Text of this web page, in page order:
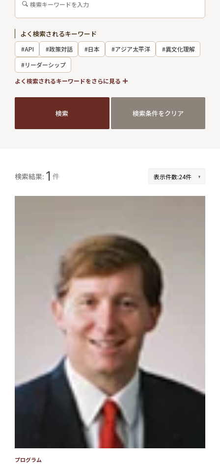
アクセス
会員制度
メルマガ登録
採用情報
よく検索されるキーワード
#API #政策対話 #日本 #アジア太平洋
#異文化理解
#リーダーシップ
#国際関係
よく検索されるキーワードをさらに見る
検索
検索条件をクリア
検索結果: 1 件
プログラム